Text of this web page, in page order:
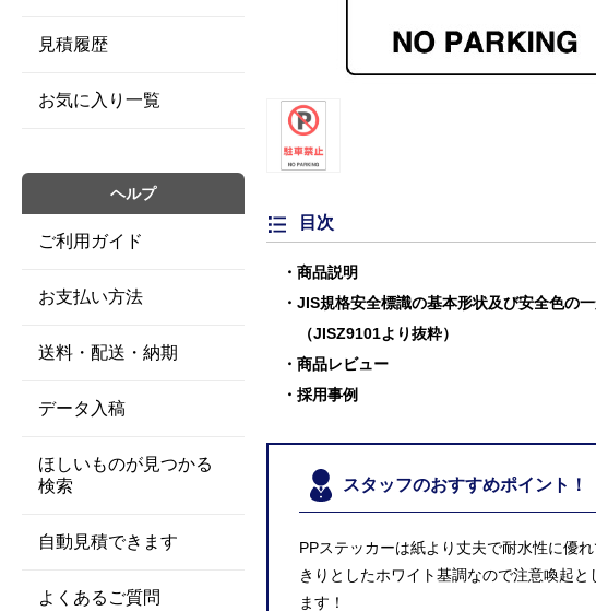
目次
商品説明
JIS規格安全標識の基本形状及び安全色の
（JISZ9101より抜粋）
商品レビュー
採用事例
スタッフのおすすめポイント！
PPステッカーは紙より丈夫で耐水性に優
きりとしたホワイト基調なので注意喚起と
ます！
見積履歴
お気に入り一覧
ヘルプ
ご利用ガイド
お支払い方法
送料・配送・納期
データ入稿
ほしいものが見つかる
検索
自動見積できます
よくあるご質問